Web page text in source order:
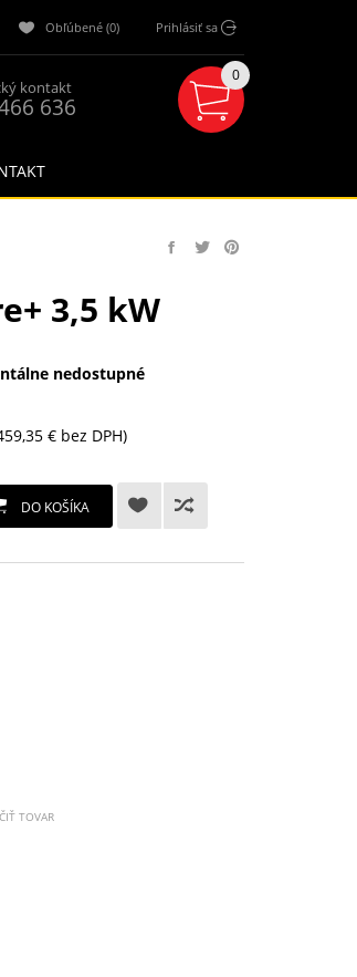
3,5 kW
nedostupné
€ bez DPH)
DO KOŠÍKA
TOVAR
Obľúbené (0) Prihlásiť sa
kontakt
636
0